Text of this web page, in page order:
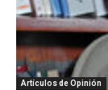
Artículos de Opinión